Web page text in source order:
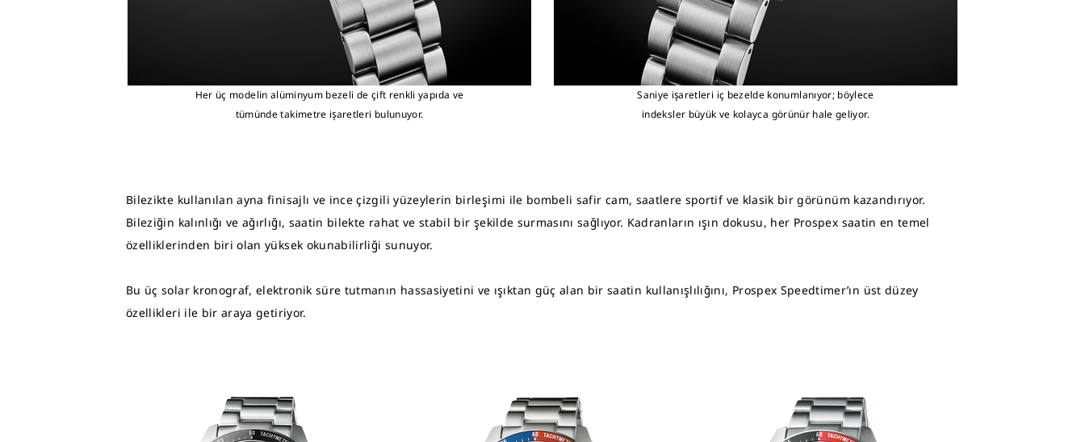
Her üç modelin alüminyum bezeli de çift renkli yapıda ve
tümünde takimetre işaretleri bulunuyor.
Saniye işaretleri iç bezelde konumlanıyor; böylece
indeksler büyük ve kolayca görünür hale geliyor.
Bilezikte kullanılan ayna finisajlı ve ince çizgili yüzeylerin birleşimi ile bombeli safir cam, saatlere sportif ve klasik bir görünüm kazandırıyor.
Bileziğin kalınlığı ve ağırlığı, saatin bilekte rahat ve stabil bir şekilde surmasını sağlıyor. Kadranların ışın dokusu, her Prospex saatin en temel
özelliklerinden biri olan yüksek okunabilirliği sunuyor.
Bu üç solar kronograf, elektronik süre tutmanın hassasiyetini ve ışıktan güç alan bir saatin kullanışlılığını, Prospex Speedtimer’ın üst düzey
özellikleri ile bir araya getiriyor.